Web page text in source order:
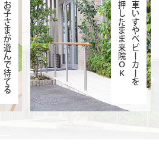
お子さまが遊んで待てる 車いすやベビーカーを
押したまま来院ＯＫ